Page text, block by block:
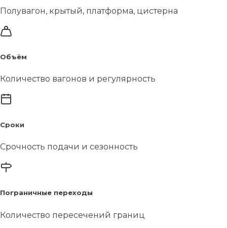
Полувагон, крытый, платформа, цистерна
Объём
Количество вагонов и регулярность
Сроки
Срочность подачи и сезонность
Пограничные переходы
Количество пересечений границ